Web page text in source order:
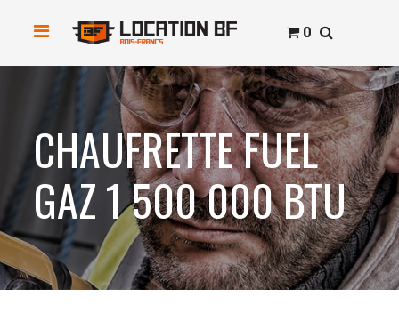
0
CHAUFRETTE FUEL
GAZ 1 500 000 BTU